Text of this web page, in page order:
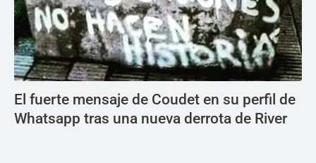
El fuerte mensaje de Coudet en su perfil de
Whatsapp tras una nueva derrota de River